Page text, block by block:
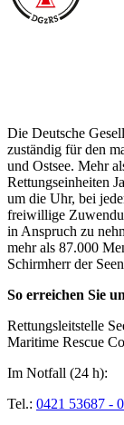
Die Deutsche
zuständig für den
und Ostsee. Mehr
Rettungseinheiten
um die Uhr, bei
freiwillige
in Anspruch zu
mehr als 87.000
Schirmherr der
So erreichen Sie
Rettungsleitstelle
Maritime Rescue
Im Notfall (24 h):
Tel.: 0421 53687 - 0